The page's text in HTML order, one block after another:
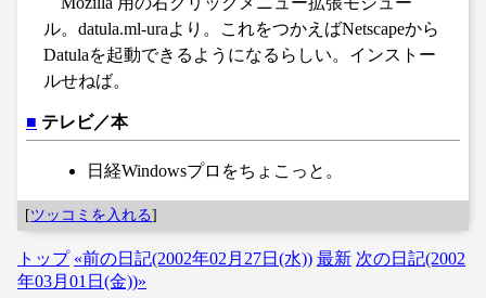
ル。datula.ml-uraより。これをつかえばNetscapeから
Datulaを起動できるようになるらしい。インストー
ルせねば。
■ テレビ／本
日経Windowsプロをちょこっと。
[ツッコミを入れる]
トップ «前の日記(2002年02月27日(水)) 最新 次の日記(2002
年03月01日(金))»